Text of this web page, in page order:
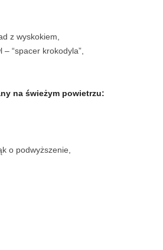
z wyskokiem,
“spacer krokodyla”,
na świeżym powietrzu:
o podwyższenie,